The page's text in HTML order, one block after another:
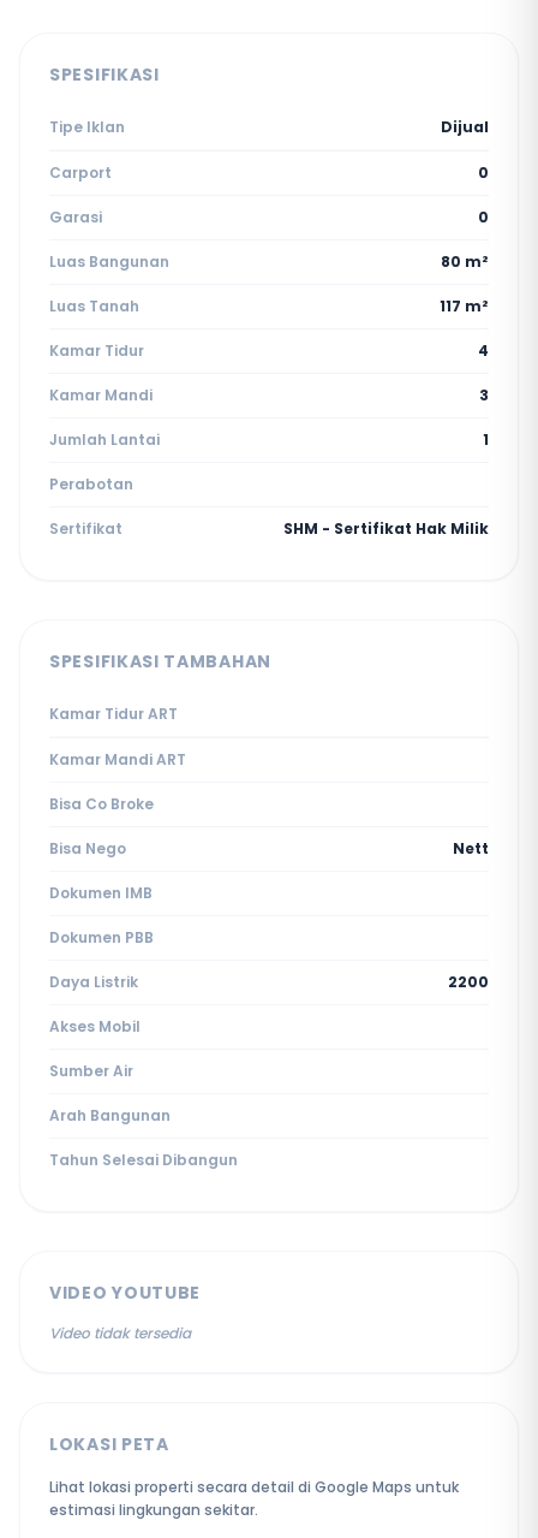
SPESIFIKASI
Tipe Iklan Dijual
Carport 0
Garasi 0
Luas Bangunan 80 m²
Luas Tanah 117 m²
Kamar Tidur 4
Kamar Mandi 3
Jumlah Lantai 1
Perabotan
Sertifikat SHM - Sertifikat Hak Milik
SPESIFIKASI TAMBAHAN
Kamar Tidur ART
Kamar Mandi ART
Bisa Co Broke
Bisa Nego Nett
Dokumen IMB
Dokumen PBB
Daya Listrik 2200
Akses Mobil
Sumber Air
Arah Bangunan
Tahun Selesai Dibangun
VIDEO YOUTUBE
Video tidak tersedia
LOKASI PETA
Lihat lokasi properti secara detail di Google Maps untuk
estimasi lingkungan sekitar.